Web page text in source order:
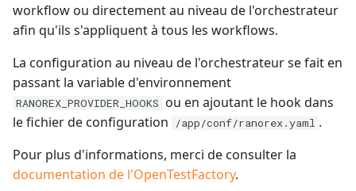
workflow ou directement au niveau de l'orchestrateur
afin qu'ils s'appliquent à tous les workflows.
La configuration au niveau de l'orchestrateur se fait en
passant la variable d'environnement
RANOREX_PROVIDER_HOOKS ou en ajoutant le hook dans
le fichier de configuration
/app/conf/ranorex.yaml .
Pour plus d'informations, merci de consulter la
documentation de l'OpenTestFactory.